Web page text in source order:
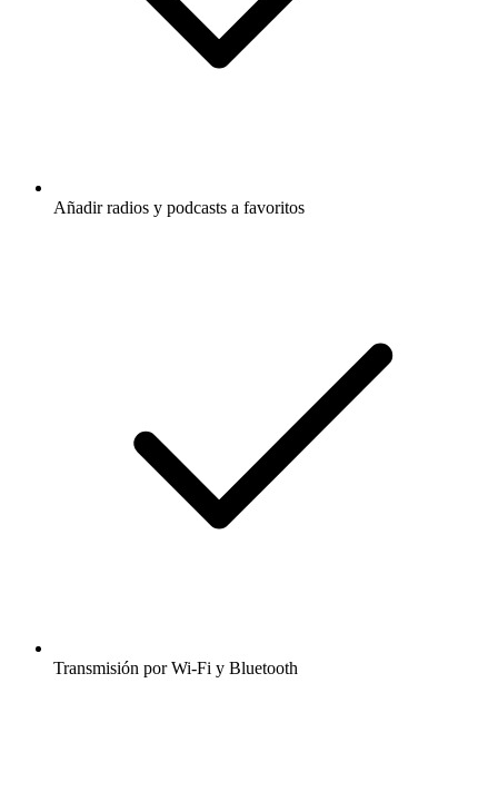
Añadir radios y podcasts a favoritos
Transmisión por Wi-Fi y Bluetooth